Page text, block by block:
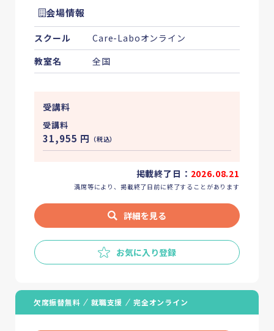
会場情報
スクール
Care-Laboオンライン
教室名
全国
受講料
受講料
31,955 円 （税込）
掲載終了日： 2026.08.21
満席等により、掲載終了日前に終了することがあります
詳細を見る
お気に入り登録
欠席振替無料 就職支援 完全オンライン